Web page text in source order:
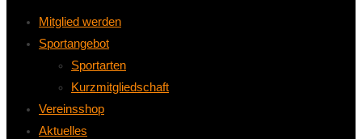
Mitglied werden
Sportangebot
Sportarten
Kurzmitgliedschaft
Vereinsshop
Aktuelles